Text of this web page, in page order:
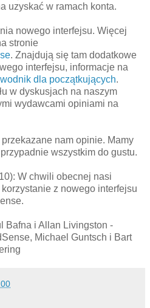
uzyskać w ramach konta.
nowego interfejsu. Więcej
stronie
. Znajdują się tam dodatkowe
interfejsu, informacje na
dla początkujących.
w dyskusjach na naszym
wydawcami opiniami na
nam opinie. Mamy
wszystkim do gustu.
W chwili obecnej nasi
z nowego interfejsu
Bafna i Allan Livingston -
Michael Guntsch i Bart